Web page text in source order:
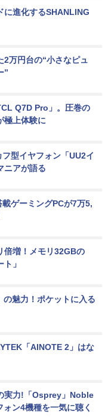
に進化するSHANLING
2万円台の“小さなピュ
”
Q7D Pro」。圧巻の
極上体験に
型イヤフォン「UU2イ
ニアが語る
ゲーミングPCが7万5,
倍増！メモリ32GBの
」
の魅力！ポケットに入る
「AINOTE 2」はな
実力!「Osprey」Noble
ン4機種を一気に聴く